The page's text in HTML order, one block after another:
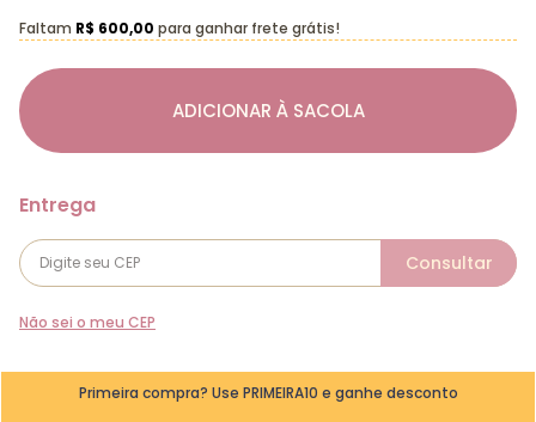
ADICIONAR À SACOLA
Faltam R$ 600,00 para ganhar frete grátis!
Não sei o meu CEP
Primeira compra? Use PRIMEIRA10 e ganhe desconto